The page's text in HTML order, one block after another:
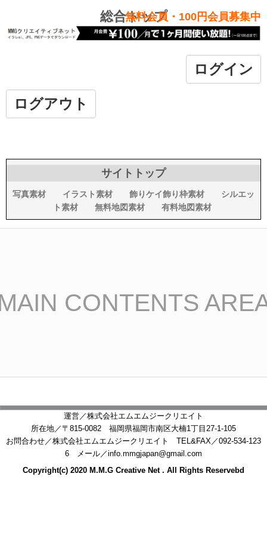
総合トップ
無料会員・100円会員募集中
ログイン
ログアウト
サイトトップ
写真素材 イラスト素材 飾りケイ飾り枠素材
シルエッ
ト素材
無料地図素材 有料地図素材
CONTENTS
運営／株式会社エムエムジークリエイト
所在地／〒815-0082 福岡県福岡市南区大楠1丁目27-1-105
お問合わせ／株式会社エムエムジークリエイト TEL&FAX／092-534-123
6 メール／info.mmgjapan@gmail.com
Copyright(c) 2020 M.M.G Creative Net . All Rights Reservebd